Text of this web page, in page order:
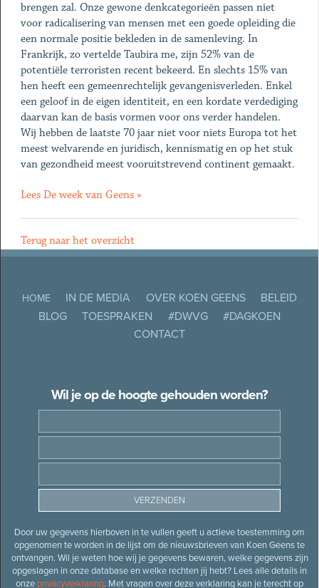
brengen zal. Onze gewone denkcategorieën passen niet
voor radicalisering van mensen met een goede opleiding die
een normale positie bekleden in de samenleving. In
Frankrijk, zo vertelde Taubira me, zijn 52% van de
potentiële terroristen recent bekeerd. En slechts 15% van
hen heeft een gemeenrechtelijk gevangenisverleden. Enkel
een geloof in de eigen identiteit, en een kordate verdediging
daarvan kan de basis vormen voor ons verder handelen.
Wij hebben de laatste 70 jaar niet voor niets Europa tot het
meest welvarende en juridisch, kennismatig en op het stuk
van gezondheid meest vooruitstrevend continent gemaakt.
Lees De week van Geens »
Terug naar het overzicht
HOME IN DE MEDIA OVER KOEN GEENS
BELEID
BLOG
TOESPRAKEN #DWVG
#DAGKOEN
CONTACT
Wil je op de hoogte gehouden worden?
Door uw gegevens hierboven in te vullen geeft u actieve toestemming om
opgenomen te worden in de lijst om de nieuwsbrieven van Koen Geens te
ontvangen. Wil je weten hoe wij je gegevens bewaren, welke gegevens zijn
opgeslagen in onze database en welke rechten jij hebt? Lees alle details in
onze privacyverklaring. Met vragen over deze verklaring kan je terecht op